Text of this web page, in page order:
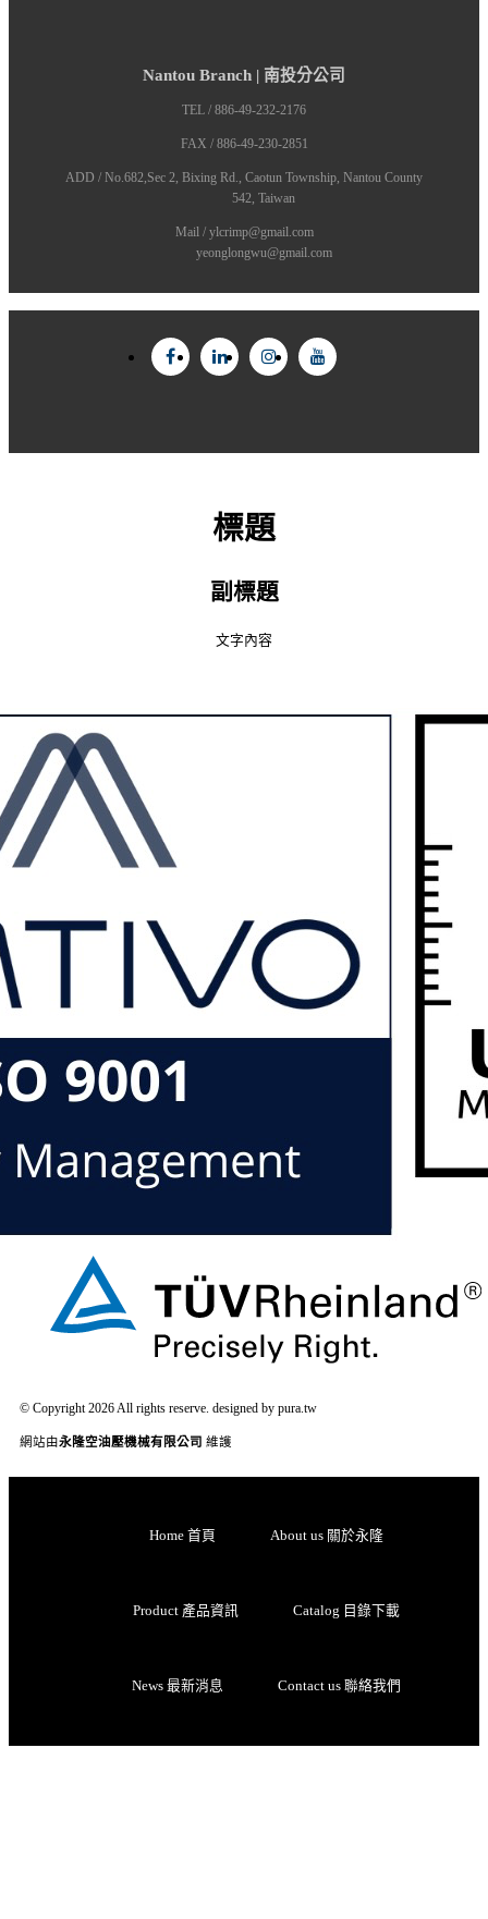
Nantou Branch | 南投分公司
TEL / 886-49-232-2176
FAX / 886-49-230-2851
ADD / No.682,Sec 2, Bixing Rd., Caotun Township, Nantou County
542, Taiwan
Mail / ylcrimp@gmail.com
yeonglongwu@gmail.com
標題
副標題
文字內容
© Copyright 2026 All rights reserve. designed by pura.tw
網站由永隆空油壓機械有限公司 維護
Home 首頁 About us 關於永隆
Product 產品資訊 Catalog 目錄下載
News 最新消息 Contact us 聯絡我們